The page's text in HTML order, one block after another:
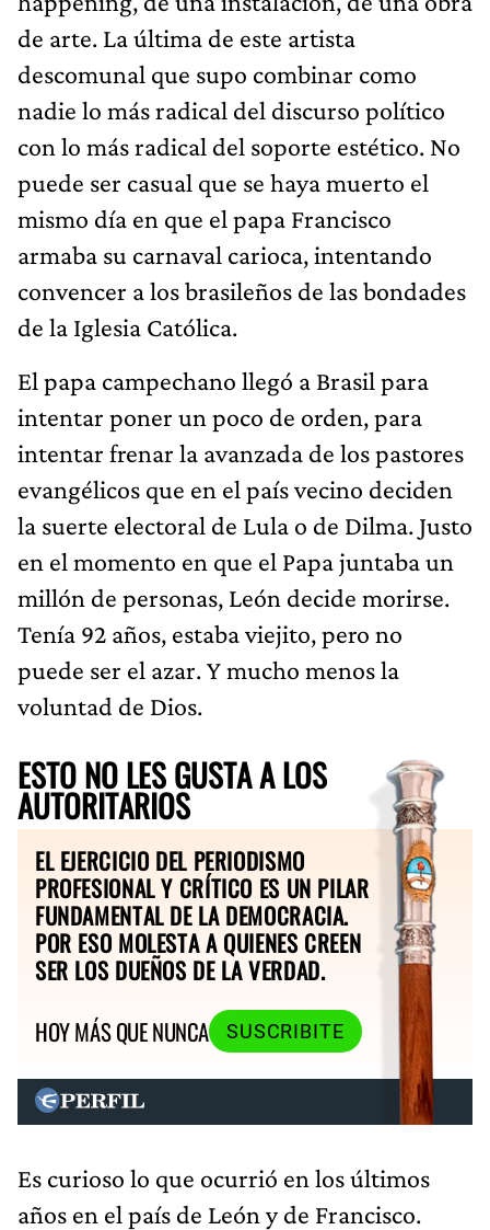
de arte. La última de este artista
descomunal que supo combinar como
nadie lo más radical del discurso político
con lo más radical del soporte estético. No
puede ser casual que se haya muerto el
mismo día en que el papa Francisco
armaba su carnaval carioca, intentando
convencer a los brasileños de las bondades
de la Iglesia Católica.
El papa campechano llegó a Brasil para
intentar poner un poco de orden, para
intentar frenar la avanzada de los pastores
evangélicos que en el país vecino deciden
la suerte electoral de Lula o de Dilma. Justo
en el momento en que el Papa juntaba un
millón de personas, León decide morirse.
Tenía 92 años, estaba viejito, pero no
puede ser el azar. Y mucho menos la
voluntad de Dios.
ESTO NO LES GUSTA A LOS
AUTORITARIOS
EL EJERCICIO DEL PERIODISMO
PROFESIONAL Y CRÍTICO ES UN PILAR
FUNDAMENTAL DE LA DEMOCRACIA.
POR ESO MOLESTA A QUIENES CREEN
SER LOS DUEÑOS DE LA VERDAD.
HOY MÁS QUE NUNCA
SUSCRIBITE
Es curioso lo que ocurrió en los últimos
años en el país de León y de Francisco.